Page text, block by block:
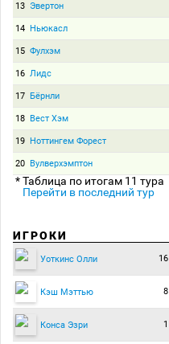
13 Эвертон
14 Ньюкасл
15 Фулхэм
16 Лидс
17 Бёрнли
18 Вест Хэм
19 Ноттингем Форест
20 Вулверхэмптон
* Таблица по итогам 11 тура
Перейти в последний тур
ИГРОКИ
Уоткинс Олли 16
Кэш Мэттью 8
Конса Эзри 1